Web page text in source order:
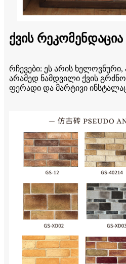
ქვის რეკომენდაცია
რჩევები: ეს არის ხელოვნური,
არამედ ნამდვილი ქვის
ფერადი და მარტივი